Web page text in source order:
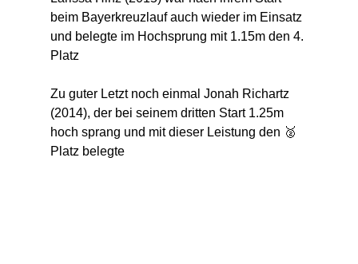
beim Bayerkreuzlauf auch wieder im Einsatz
und belegte im Hochsprung mit 1.15m den 4.
Platz
Zu guter Letzt noch einmal Jonah Richartz
(2014), der bei seinem dritten Start 1.25m
hoch sprang und mit dieser Leistung den 🥈
Platz belegte